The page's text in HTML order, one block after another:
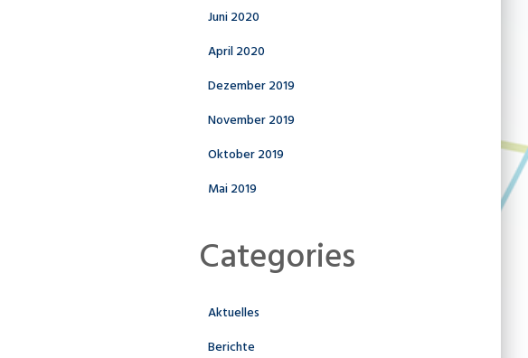
Juni 2020
April 2020
Dezember 2019
November 2019
Oktober 2019
Mai 2019
Categories
Aktuelles
Berichte